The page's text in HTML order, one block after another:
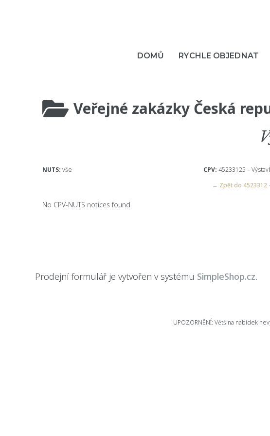
DOMŮ RYCHLE OBJEDNAT
Veřejné zakázky Česká
NUTS: vše CPV: 45233125 –
← Zpět do 4523312
No CPV-NUTS notices found.
Prodejní formulář je vytvořen v systému SimpleShop.cz.
UPOZORNĚNÍ: Většina nabídek